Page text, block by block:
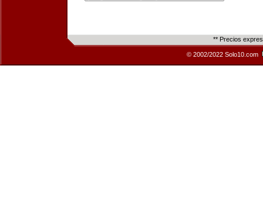
** Precios
© 2002/2022 Solo10.com